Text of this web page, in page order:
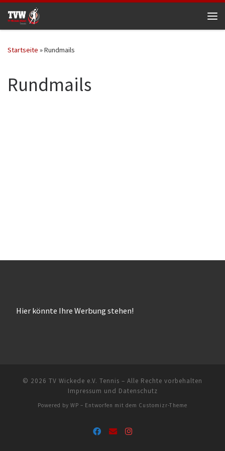
Zum Inhalt springen
Startseite »Rundmails
Rundmails
Hier könnte Ihre Werbung stehen!
© 2026 TV Wickede e.V. Tennis – Alle Rechte vorbehalten
Impressum und Datenschutz
Powered by WP – Entworfen mit dem Customizr-Theme